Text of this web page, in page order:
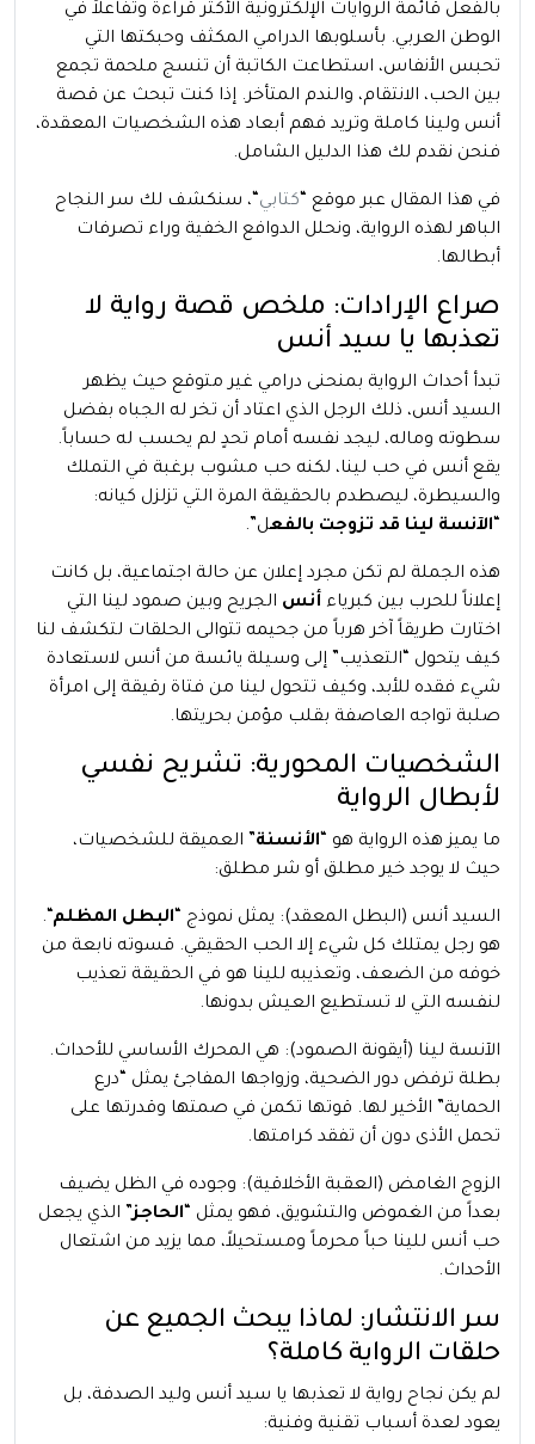
بالفعل قائمة الروايات الإلكترونية الأكثر قراءة وتفاعلاً في
الوطن العربي. بأسلوبها الدرامي المكثف وحبكتها التي
تحبس الأنفاس، استطاعت الكاتبة أن تنسج ملحمة تجمع
بين الحب، الانتقام، والندم المتأخر. إذا كنت تبحث عن قصة
أنس ولينا كاملة وتريد فهم أبعاد هذه الشخصيات المعقدة،
فنحن نقدم لك هذا الدليل الشامل.
في هذا المقال عبر موقع “ كتابي “، سنكشف لك سر النجاح
الباهر لهذه الرواية، ونحلل الدوافع الخفية وراء تصرفات
أبطالها.
صراع الإرادات: ملخص قصة رواية لا
تعذبها يا سيد أنس
تبدأ أحداث الرواية بمنحنى درامي غير متوقع حيث يظهر
السيد أنس، ذلك الرجل الذي اعتاد أن تخر له الجباه بفضل
سطوته وماله، ليجد نفسه أمام تحدٍ لم يحسب له حساباً.
يقع أنس في حب لينا، لكنه حب مشوب برغبة في التملك
والسيطرة، ليصطدم بالحقيقة المرة التي تزلزل كيانه:
الآنسة لينا قد تزوجت بالفعل”.
هذه الجملة لم تكن مجرد إعلان عن حالة اجتماعية، بل كانت
إعلاناً للحرب بين كبرياء أنس الجريح وبين صمود لينا التي
اختارت طريقاً آخر هرباً من جحيمه تتوالى الحلقات لتكشف لنا
كيف يتحول “التعذيب” إلى وسيلة يائسة من أنس لاستعادة
شيء فقده للأبد، وكيف تتحول لينا من فتاة رقيقة إلى امرأة
صلبة تواجه العاصفة بقلب مؤمن بحريتها.
الشخصيات المحورية: تشريح نفسي
لأبطال الرواية
ما يميز هذه الرواية هو “ الأنسنة” العميقة للشخصيات،
حيث لا يوجد خير مطلق أو شر مطلق:
السيد أنس (البطل المعقد): يمثل نموذج “ البطل المظلم “.
هو رجل يمتلك كل شيء إلا الحب الحقيقي. قسوته نابعة من
خوفه من الضعف، وتعذيبه للينا هو في الحقيقة تعذيب
لنفسه التي لا تستطيع العيش بدونها.
الآنسة لينا (أيقونة الصمود): هي المحرك الأساسي للأحداث.
بطلة ترفض دور الضحية، وزواجها المفاجئ يمثل “درع
الحماية” الأخير لها. قوتها تكمن في صمتها وقدرتها على
تحمل الأذى دون أن تفقد كرامتها.
الزوج الغامض (العقبة الأخلاقية): وجوده في الظل يضيف
بعداً من الغموض والتشويق، فهو يمثل “ الحاجز” الذي يجعل
حب أنس للينا حباً محرماً ومستحيلاً، مما يزيد من اشتعال
الأحداث.
سر الانتشار: لماذا يبحث الجميع عن
حلقات الرواية كاملة؟
لم يكن نجاح رواية لا تعذبها يا سيد أنس وليد الصدفة، بل
يعود لعدة أسباب تقنية وفنية: